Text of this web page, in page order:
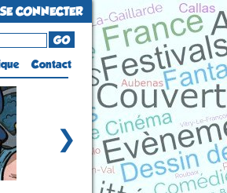
SE CONNECTER
GO
Contact
❯